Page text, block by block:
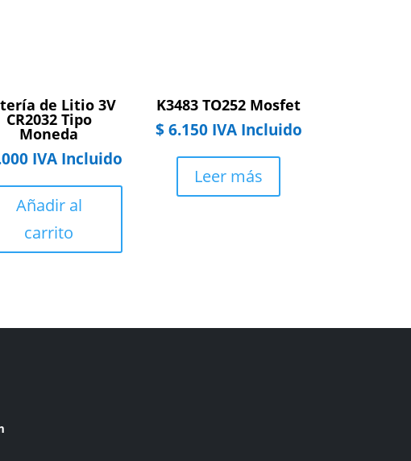
de Litio 3V
CR2032 Tipo
Moneda
IVA Incluido
Añadir al
carrito
K3483 TO252 Mosfet
$6.150 IVA Incluido
Leer más